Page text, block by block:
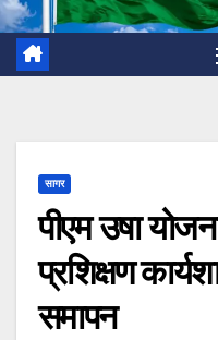
सागर
पीएम उषा
प्रशिक्षण
समापन